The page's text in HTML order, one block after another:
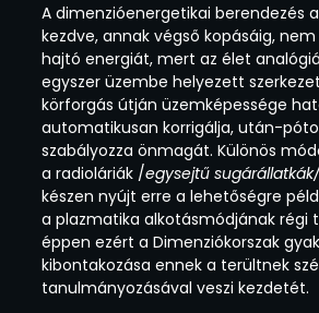
A dimenzióenergetikai berendezés
kezdve, annak végső kopásáig,
hajtó energiát, mert az élet
egyszer üzembe helyezett
körforgás útján üzemképessége
automatikusan korrigálja, után-
szabályozza önmagát. Különös
a radioláriák /egysejtű
készen nyújt erre a lehetőségre
a plazmatika alkotásmódjának régi
éppen ezért a Dimenziókorszak
kibontakozása ennek a terültnek
tanulmányozásával veszi kezdetét.